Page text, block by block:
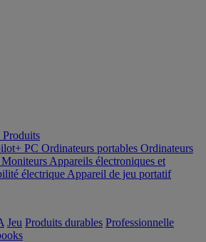
Produits
PC Ordinateurs portables Ordinateurs
Moniteurs Appareils électroniques et
électrique Appareil de jeu portatif
Jeu Produits durables Professionnelle